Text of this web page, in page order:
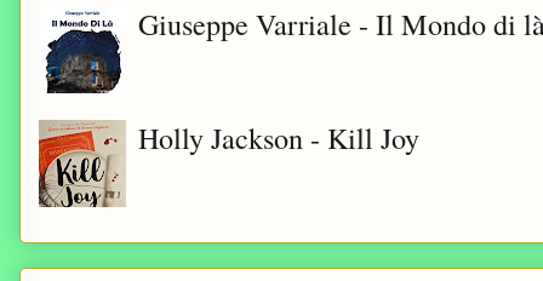
Giuseppe Varriale - Il Mondo di
Holly Jackson - Kill Joy